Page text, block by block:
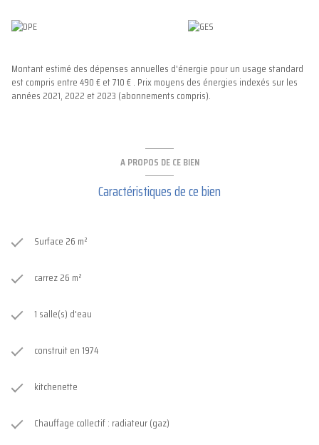
Montant estimé des dépenses annuelles d'énergie pour un usage standard
est compris entre 490 € et 710 € . Prix moyens des énergies indexés sur les
années 2021, 2022 et 2023 (abonnements compris).
A PROPOS DE CE BIEN
Caractéristiques de ce bien
Surface 26 m²
carrez 26 m²
1 salle(s) d'eau
construit en 1974
kitchenette
Chauffage collectif : radiateur (gaz)